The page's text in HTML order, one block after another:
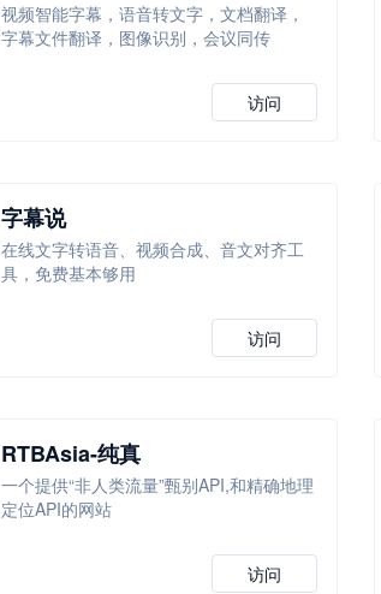
视频智能字幕，语音转文字，文档翻译，
字幕文件翻译，图像识别，会议同传
访问
字幕说
在线文字转语音、视频合成、音文对齐工
具，免费基本够用
访问
RTBAsia-纯真
一个提供“非人类流量”甄别API,和精确地理
定位API的网站
访问